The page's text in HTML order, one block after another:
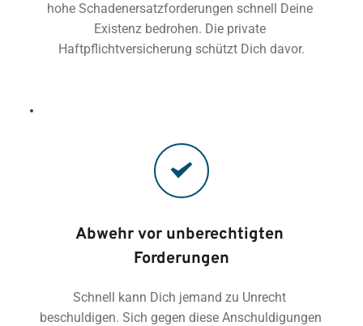
hohe Schadenersatzforderungen schnell Deine
Existenz bedrohen. Die private
Haftpflichtversicherung schützt Dich davor.
Abwehr vor unberechtigten
Forderungen
Schnell kann Dich jemand zu Unrecht
beschuldigen. Sich gegen diese Anschuldigungen